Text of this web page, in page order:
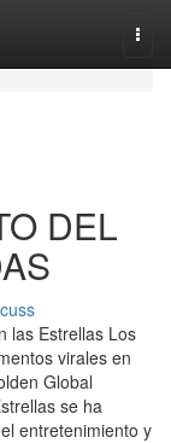
DEL
las Estrellas Los
virales en
Global
se ha
entretenimiento y